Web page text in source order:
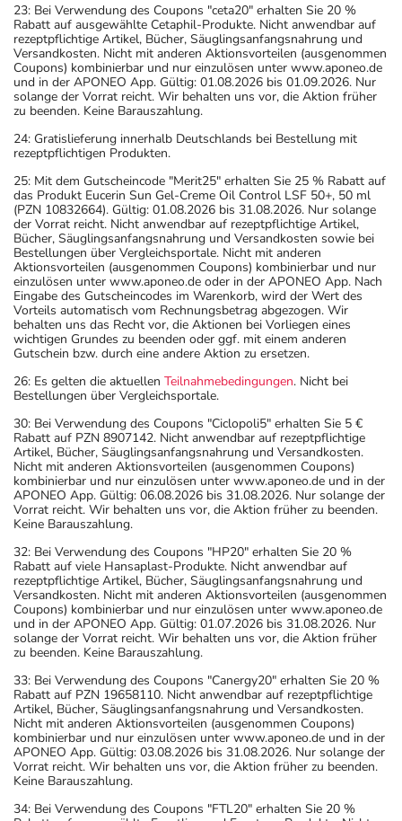
23: Bei Verwendung des Coupons "ceta20" erhalten Sie 20 %
Rabatt auf ausgewählte Cetaphil-Produkte. Nicht anwendbar auf
rezeptpflichtige Artikel, Bücher, Säuglingsanfangsnahrung und
Versandkosten. Nicht mit anderen Aktionsvorteilen (ausgenommen
Coupons) kombinierbar und nur einzulösen unter www.aponeo.de
und in der APONEO App. Gültig: 01.08.2026 bis 01.09.2026. Nur
solange der Vorrat reicht. Wir behalten uns vor, die Aktion früher
zu beenden. Keine Barauszahlung.
24: Gratislieferung innerhalb Deutschlands bei Bestellung mit
rezeptpflichtigen Produkten.
25: Mit dem Gutscheincode "Merit25" erhalten Sie 25 % Rabatt auf
das Produkt Eucerin Sun Gel-Creme Oil Control LSF 50+, 50 ml
(PZN 10832664). Gültig: 01.08.2026 bis 31.08.2026. Nur solange
der Vorrat reicht. Nicht anwendbar auf rezeptpflichtige Artikel,
Bücher, Säuglingsanfangsnahrung und Versandkosten sowie bei
Bestellungen über Vergleichsportale. Nicht mit anderen
Aktionsvorteilen (ausgenommen Coupons) kombinierbar und nur
einzulösen unter www.aponeo.de oder in der APONEO App. Nach
Eingabe des Gutscheincodes im Warenkorb, wird der Wert des
Vorteils automatisch vom Rechnungsbetrag abgezogen. Wir
behalten uns das Recht vor, die Aktionen bei Vorliegen eines
wichtigen Grundes zu beenden oder ggf. mit einem anderen
Gutschein bzw. durch eine andere Aktion zu ersetzen.
26: Es gelten die aktuellen Teilnahmebedingungen. Nicht bei
Bestellungen über Vergleichsportale.
30: Bei Verwendung des Coupons "Ciclopoli5" erhalten Sie 5 €
Rabatt auf PZN 8907142. Nicht anwendbar auf rezeptpflichtige
Artikel, Bücher, Säuglingsanfangsnahrung und Versandkosten.
Nicht mit anderen Aktionsvorteilen (ausgenommen Coupons)
kombinierbar und nur einzulösen unter www.aponeo.de und in der
APONEO App. Gültig: 06.08.2026 bis 31.08.2026. Nur solange der
Vorrat reicht. Wir behalten uns vor, die Aktion früher zu beenden.
Keine Barauszahlung.
32: Bei Verwendung des Coupons "HP20" erhalten Sie 20 %
Rabatt auf viele Hansaplast-Produkte. Nicht anwendbar auf
rezeptpflichtige Artikel, Bücher, Säuglingsanfangsnahrung und
Versandkosten. Nicht mit anderen Aktionsvorteilen (ausgenommen
Coupons) kombinierbar und nur einzulösen unter www.aponeo.de
und in der APONEO App. Gültig: 01.07.2026 bis 31.08.2026. Nur
solange der Vorrat reicht. Wir behalten uns vor, die Aktion früher
zu beenden. Keine Barauszahlung.
33: Bei Verwendung des Coupons "Canergy20" erhalten Sie 20 %
Rabatt auf PZN 19658110. Nicht anwendbar auf rezeptpflichtige
Artikel, Bücher, Säuglingsanfangsnahrung und Versandkosten.
Nicht mit anderen Aktionsvorteilen (ausgenommen Coupons)
kombinierbar und nur einzulösen unter www.aponeo.de und in der
APONEO App. Gültig: 03.08.2026 bis 31.08.2026. Nur solange der
Vorrat reicht. Wir behalten uns vor, die Aktion früher zu beenden.
Keine Barauszahlung.
34: Bei Verwendung des Coupons "FTL20" erhalten Sie 20 %